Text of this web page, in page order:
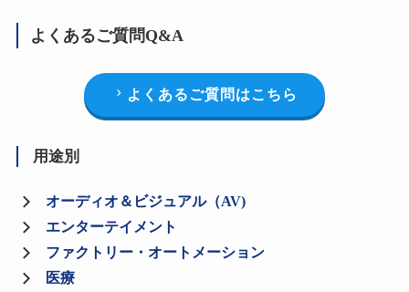
よくあるご質問Q&A
よくあるご質問はこちら
用途別
オーディオ＆ビジュアル（AV)
エンターテイメント
ファクトリー・オートメーション
医療